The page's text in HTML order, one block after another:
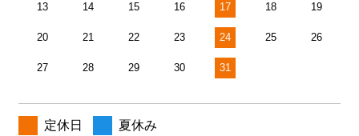
13 14 15 16 17 18 19
20 21 22 23 24 25 26
27 28 29 30 31
定休日 夏休み